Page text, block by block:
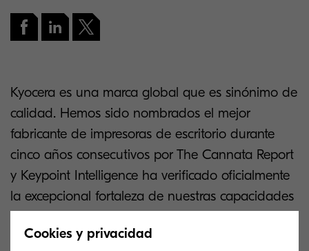
Kyocera es una marca global que es sinónimo de
calidad. Hemos sido nombrados el mejor
fabricante de impresoras de escritorio durante
cinco años consecutivos por The Cannata Report
y Keypoint Intelligence ha verificado oficialmente
la excepcional fortaleza de nuestras capacidades
Cookies y privacidad